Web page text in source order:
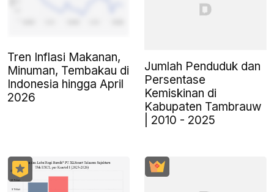
Tren Inflasi Makanan,
Minuman, Tembakau di
Indonesia hingga April
2026
Jumlah Penduduk dan
Persentase
Kemiskinan di
Kabupaten Tambrauw
| 2010 - 2025